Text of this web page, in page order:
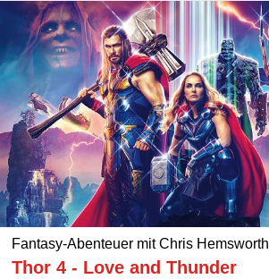
Fantasy-Abenteuer mit Chris Hemsworth
Thor 4 - Love and Thunder